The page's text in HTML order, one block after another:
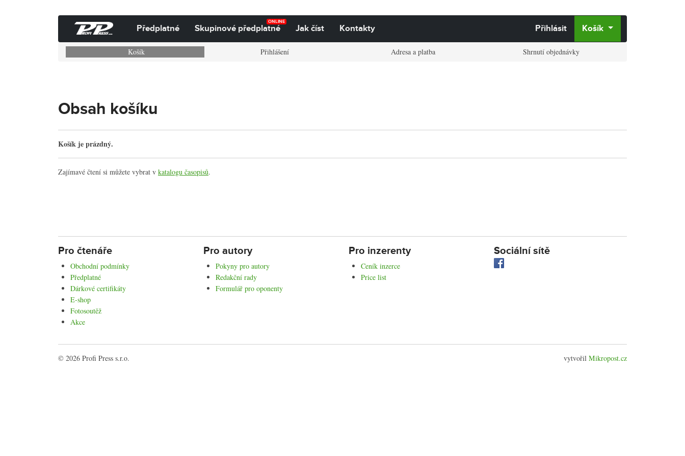
Předplatné
ONLINE
Skupinové předplatné Jak číst Kontakty Přihlásit Košík
Košík Přihlášení Adresa a platba Shrnutí objednávky
Obsah košíku
Košík je prázdný.
Zajímavé čtení si můžete vybrat v katalogu časopisů.
Pro čtenáře
Obchodní podmínky
Předplatné
Dárkové certifikáty
E-shop
Fotosoutěž
Akce
Pro autory
Pokyny pro autory
Redakční rady
Formulář pro oponenty
Pro inzerenty
Ceník inzerce
Price list
Sociální sítě
© 2026 Profi Press s.r.o. vytvořil Mikropost.cz